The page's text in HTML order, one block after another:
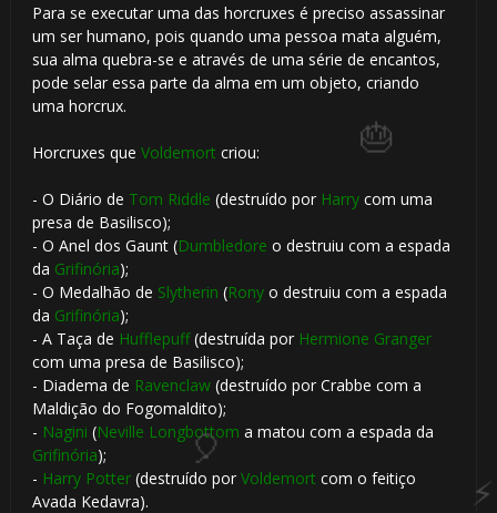
Para se executar uma das horcruxes é preciso assassinar
um ser humano, pois quando uma pessoa mata alguém,
sua alma quebra-se e através de uma série de encantos,
pode selar essa parte da alma em um objeto, criando
uma horcrux.
Horcruxes que Voldemort criou:
- O Diário de Tom Riddle (destruído por Harrycom uma
presa de Basilisco);
- O Anel dos Gaunt (Dumbledore o destruiu com a espada
da Grifinória);
- O Medalhão de Slytherin (Ronyo destruiu com a espada
da Grifinória);
- A Taça de Hufflepuff(destruída por Hermione Granger
com uma presa de Basilisco);
- Diadema de Ravenclaw(destruído por Crabbe com a
Maldição do Fogomaldito);
- Nagini (Neville Longbottom a matou com a espada da
Grifinória);
- Harry Potter(destruído por Voldemort com o feitiço
Avada Kedavra).🎈